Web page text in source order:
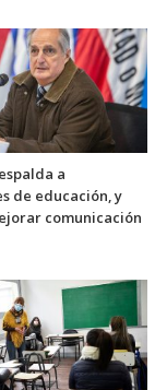
a
de educación, y
comunicación